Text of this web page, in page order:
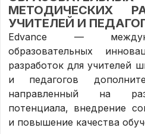
МЕТОДИЧЕСКИХ
УЧИТЕЛЕЙ И
Edvance —
образовательных
разработок для учителей
и педагогов
направленный на
потенциала, внедрение
и повышение качества